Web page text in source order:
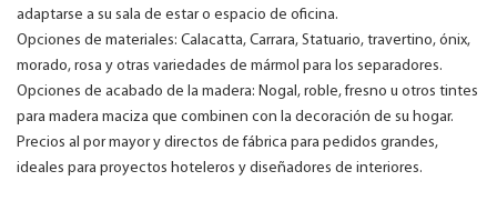
adaptarse a su sala de estar o espacio de oficina.
Opciones de materiales: Calacatta, Carrara, Statuario, travertino, ónix,
morado, rosa y otras variedades de mármol para los separadores.
Opciones de acabado de la madera: Nogal, roble, fresno u otros tintes
para madera maciza que combinen con la decoración de su hogar.
Precios al por mayor y directos de fábrica para pedidos grandes,
ideales para proyectos hoteleros y diseñadores de interiores.